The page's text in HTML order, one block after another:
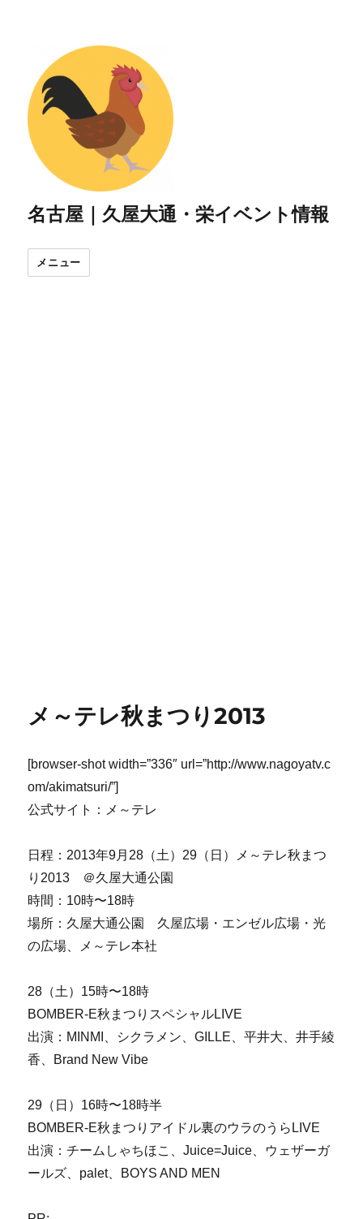
名古屋｜久屋大通・栄イベント情報
メニュー
メ～テレ秋まつり2013
[browser-shot width=”336″ url=”http://www.nagoyatv.c
om/akimatsuri/”]
公式サイト：メ～テレ
日程：2013年9月28（土）29（日）メ～テレ秋まつ
り2013 ＠久屋大通公園
時間：10時〜18時
場所：久屋大通公園 久屋広場・エンゼル広場・光
の広場、メ～テレ本社
28（土）15時〜18時
BOMBER-E秋まつりスペシャルLIVE
出演：MINMI、シクラメン、GILLE、平井大、井手綾
香、Brand New Vibe
29（日）16時〜18時半
BOMBER-E秋まつりアイドル裏のウラのうらLIVE
出演：チームしゃちほこ、Juice=Juice、ウェザーガ
ールズ、palet、BOYS AND MEN